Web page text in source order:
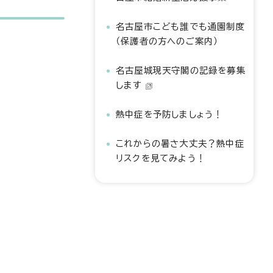
名古屋市こども誰でも通園制度
（保護者の方へのご案内）
名古屋城現天守閣の記録を募集
します
熱中症を予防しましょう！
これからの暑さ大丈夫？熱中症
リスクを見てみよう！